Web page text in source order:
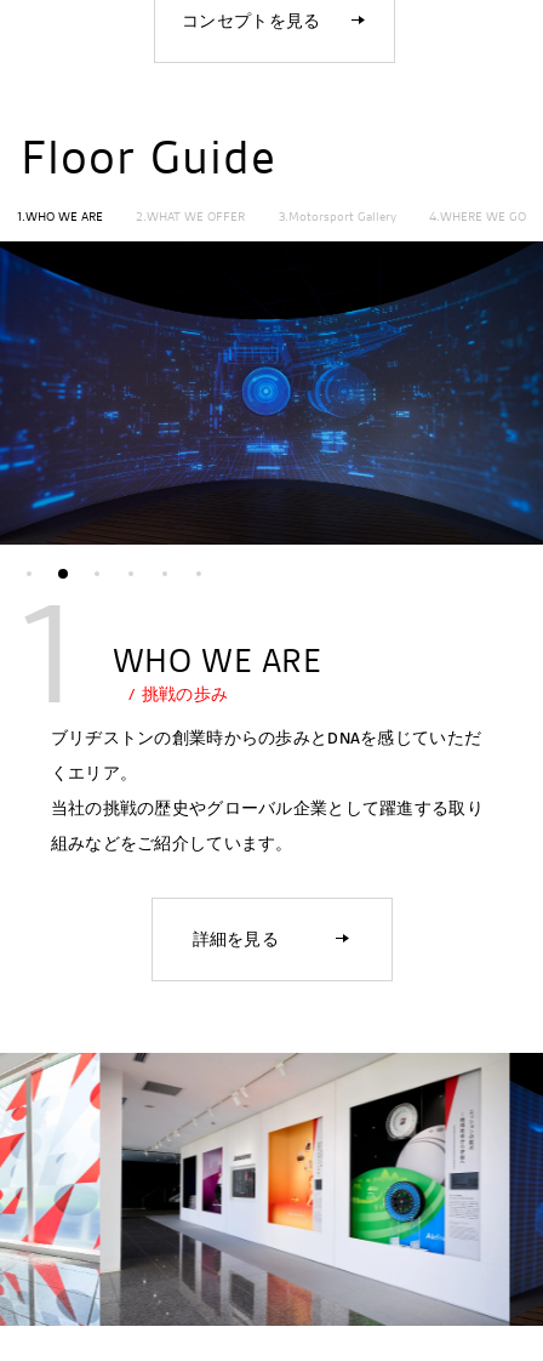
コンセプトを見る
Floor Guide
1.WHO WE ARE 2.WHAT WE OFFER 3.Motorsport Gallery 4.WHERE WE GO
1 WHO WE ARE
挑戦の歩み
ブリヂストンの創業時からの歩みとDNAを感じていただ
くエリア。
当社の挑戦の歴史やグローバル企業として躍進する取り
組みなどをご紹介しています。
詳細を見る